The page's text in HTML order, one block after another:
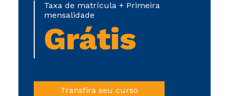
Taxa de matrícula + Primeira
mensalidade
Grátis
Transfira seu curso